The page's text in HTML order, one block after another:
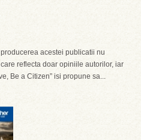
acestei publicatii nu
reflecta doar opiniile autorilor, iar
Be a Citizen” isi propune sa...